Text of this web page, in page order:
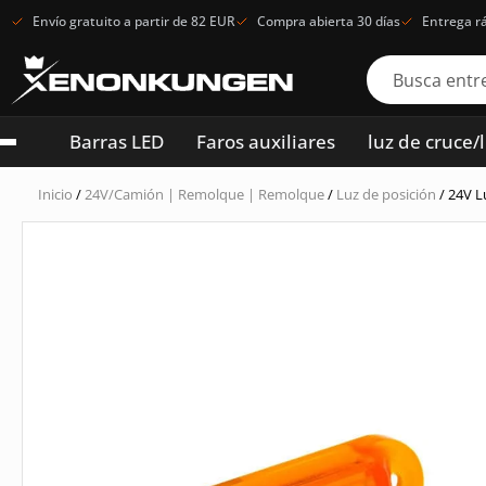
Envío gratuito a partir de 82 EUR Compra abierta 30 días Entrega
Barras LED Faros auxiliares luz de
Inicio / 24V/Camión | Remolque | Remolque/ Luz de posición / 24V